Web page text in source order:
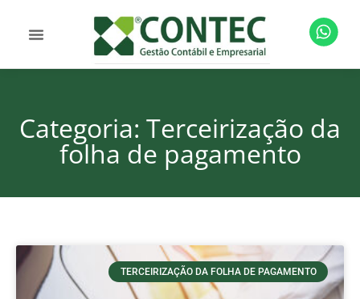
Categoria: Terceirização da
folha de pagamento
TERCEIRIZAÇÃO DA FOLHA DE PAGAMENTO